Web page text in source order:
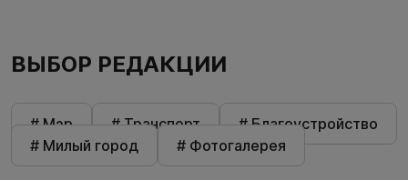
ВЫБОР РЕДАКЦИИ
# Мэр # Транспорт
# Благоустройство
# Милый город
# Фотогалерея